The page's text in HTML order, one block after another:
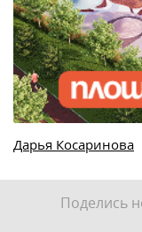
Дарья Косаринова
Поделись